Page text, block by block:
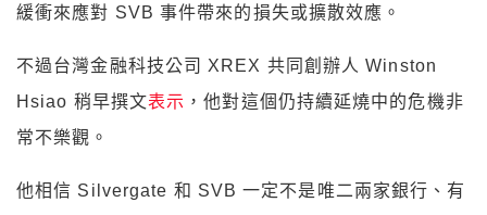
緩衝來應對 SVB 事件帶來的損失或擴散效應。
不過台灣金融科技公司 XREX 共同創辦人Winston
Hsiao 稍早撰文表示 ，他對這個仍持續延燒中的危機非
常不樂觀。
他相信 Silvergate 和 SVB 一定不是唯二兩家銀行、有